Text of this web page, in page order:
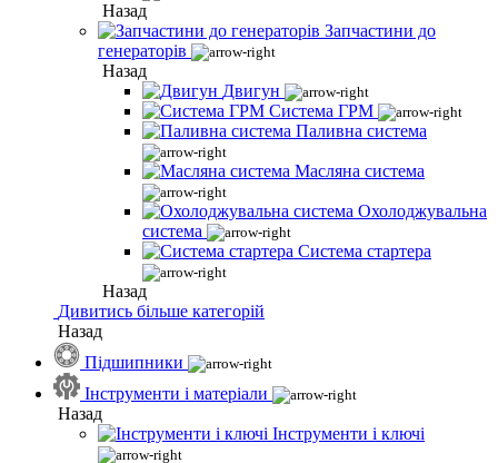
Назад
Запчастини до
генераторів
Назад
Двигун
Система ГРМ
Паливна система
Масляна система
Охолоджувальна
система
Система стартера
Назад
Дивитись більше категорій
Назад
Підшипники
Інструменти і матеріали
Назад
Інструменти і ключі